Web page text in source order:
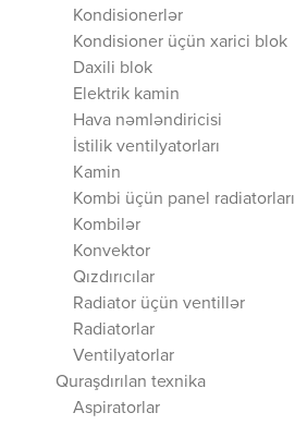
Kondisionerlər
Kondisioner üçün xarici blok
Daxili blok
Elektrik kamin
Hava nəmləndiricisi
İstilik ventilyatorları
Kamin
Kombi üçün panel radiatorları
Kombilər
Konvektor
Qızdırıcılar
Radiator üçün ventillər
Radiatorlar
Ventilyatorlar
Quraşdırılan texnika
Aspiratorlar